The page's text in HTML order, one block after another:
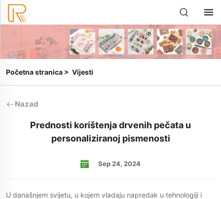
Početna stranica > Vijesti
Nazad
Prednosti korištenja drvenih pečata u
personaliziranoj pismenosti
Sep 24, 2024
U današnjem svijetu, u kojem vladaju napredak u tehnologiji i